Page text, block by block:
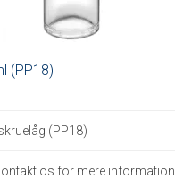
(PP18)
(PP18)
os for mere information.